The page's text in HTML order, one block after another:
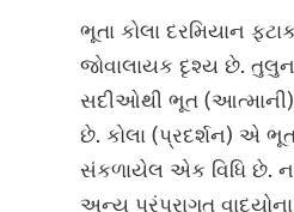
ભૂતા કોલા દરમિયાન
જોવાલાયક દૃશ્ય છે.
સદીઓથી ભૂત
છે. કોલા (પ્રદર્શન) એ
સંકળાયેલ એક વિધિ છે.
અન્ય પરંપરાગત